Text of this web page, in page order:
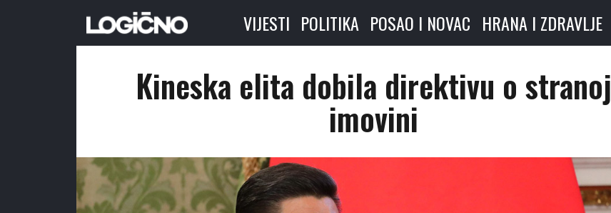
VIJESTI POLITIKA POSAO I NOVAC HRANA I ZDRAVLJE
Kineska elita dobila direktivu o stranoj
imovini